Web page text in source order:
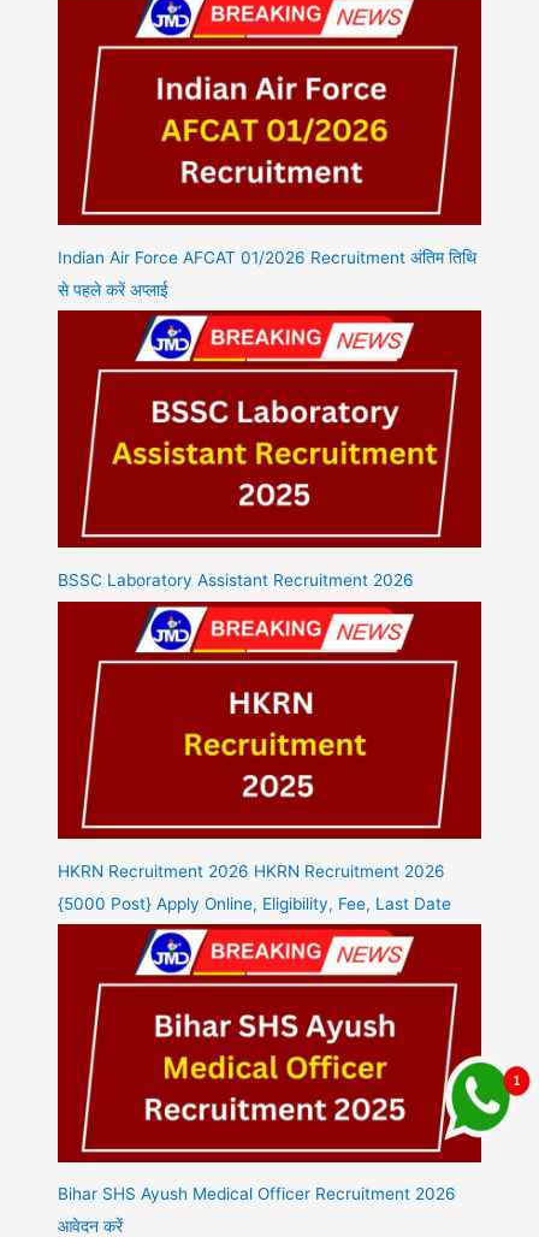
Indian Air Force AFCAT 01/2026 Recruitment अंतिम तिथि
से पहले करें अप्लाई
BSSC Laboratory Assistant Recruitment 2026
HKRN Recruitment 2026 HKRN Recruitment 2026
{5000 Post} Apply Online, Eligibility, Fee, Last Date
Bihar SHS Ayush Medical Officer Recruitment 2026
आवेदन करें